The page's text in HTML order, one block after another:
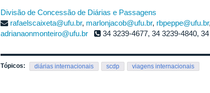
Divisão de Concessão de Diárias e Passagens
rafaelscaixeta@ufu.br, marlonjacob@ufu.br, rbpeppe@ufu.br,
adrianaonmonteiro@ufu.br
34 3239-4677, 34 3239-4840,
Tópicos: diárias internacionais scdp viagens internacionais